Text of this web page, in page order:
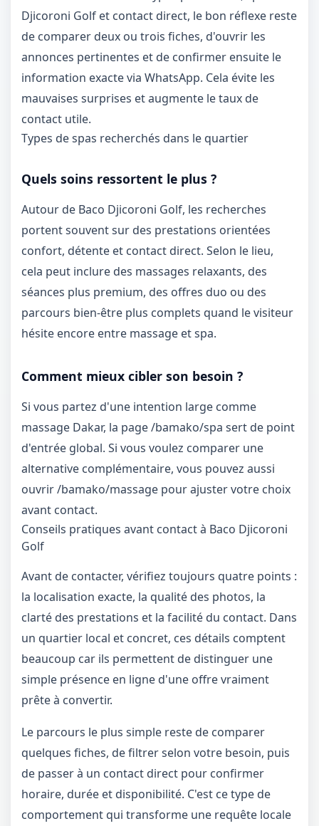
Djicoroni Golf et contact direct, le bon réflexe reste
de comparer deux ou trois fiches, d'ouvrir les
annonces pertinentes et de confirmer ensuite le
information exacte via WhatsApp. Cela évite les
mauvaises surprises et augmente le taux de
contact utile.
Types de spas recherchés dans le quartier
Quels soins ressortent le plus ?
Autour de Baco Djicoroni Golf, les recherches
portent souvent sur des prestations orientées
confort, détente et contact direct. Selon le lieu,
cela peut inclure des massages relaxants, des
séances plus premium, des offres duo ou des
parcours bien-être plus complets quand le visiteur
hésite encore entre massage et spa.
Comment mieux cibler son besoin ?
Si vous partez d'une intention large comme
massage Dakar, la page/bamako/spa sert de point
d'entrée global. Si vous voulez comparer une
alternative complémentaire, vous pouvez aussi
ouvrir/bamako/massage pour ajuster votre choix
avant contact.
Conseils pratiques avant contact à Baco Djicoroni
Golf
Avant de contacter, vérifiez toujours quatre points :
la localisation exacte, la qualité des photos, la
clarté des prestations et la facilité du contact. Dans
un quartier local et concret, ces détails comptent
beaucoup car ils permettent de distinguer une
simple présence en ligne d'une offre vraiment
prête à convertir.
Le parcours le plus simple reste de comparer
quelques fiches, de filtrer selon votre besoin, puis
de passer à un contact direct pour confirmer
horaire, durée et disponibilité. C'est ce type de
comportement qui transforme une requête locale